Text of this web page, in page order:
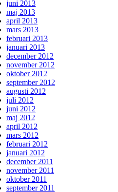
juni 2013
maj 2013
april 2013
mars 2013
februari 2013
januari 2013
december 2012
november 2012
oktober 2012
september 2012
augusti 2012
juli 2012
juni 2012
maj 2012
april 2012
mars 2012
februari 2012
januari 2012
december 2011
november 2011
oktober 2011
september 2011